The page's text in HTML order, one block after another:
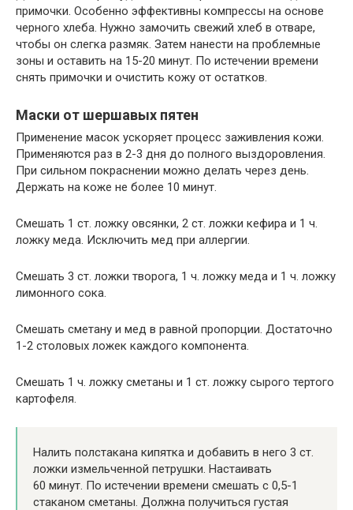
примочки. Особенно эффективны компрессы на основе
черного хлеба. Нужно замочить свежий хлеб в отваре,
чтобы он слегка размяк. Затем нанести на проблемные
зоны и оставить на 15-20 минут. По истечении времени
снять примочки и очистить кожу от остатков.
Маски от шершавых пятен
Применение масок ускоряет процесс заживления кожи.
Применяются раз в 2-3 дня до полного выздоровления.
При сильном покраснении можно делать через день.
Держать на коже не более 10 минут.
Смешать 1 ст. ложку овсянки, 2 ст. ложки кефира и 1 ч.
ложку меда. Исключить мед при аллергии.
Смешать 3 ст. ложки творога, 1 ч. ложку меда и 1 ч. ложку
лимонного сока.
Смешать сметану и мед в равной пропорции. Достаточно
1-2 столовых ложек каждого компонента.
Смешать 1 ч. ложку сметаны и 1 ст. ложку сырого тертого
картофеля.
Налить полстакана кипятка и добавить в него 3 ст.
ложки измельченной петрушки. Настаивать
60 минут. По истечении времени смешать с 0,5-1
стаканом сметаны. Должна получиться густая